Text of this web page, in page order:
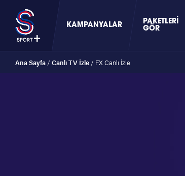
KAMPANYALAR
PAKETLERI
GÖR
Ana Sayfa /Canlı TV İzle / FX Canlı İzle